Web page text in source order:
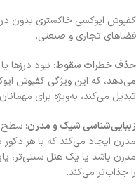
کفپوش اپوکسی خاکستری بدون درز
فضاهای تجاری و صنعتی.
حذف خطرات سقوط: نبود
می‌دهد، که این ویژگی کفپوش
تبدیل می‌کند، به‌ویژه برای
زیبایی‌شناسی شیک و مدرن: سطح
مدرن ایجاد می‌کند که با هر
مدرن باشد یا یک هتل سنتی‌تر،
را جذاب‌تر می‌کند.